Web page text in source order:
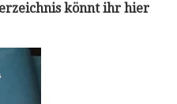
könnt ihr hier